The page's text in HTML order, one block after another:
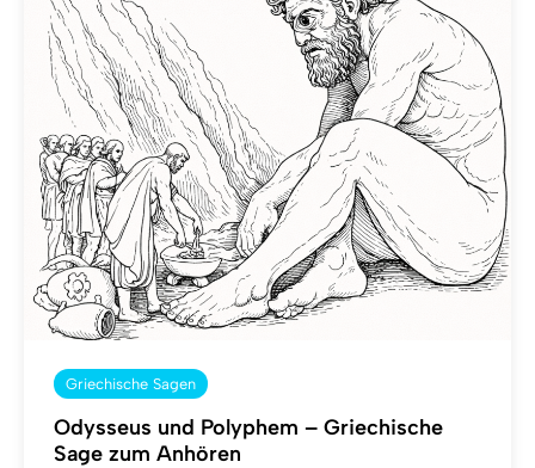
Griechische Sagen
Odysseus und Polyphem – Griechische
Sage zum Anhören